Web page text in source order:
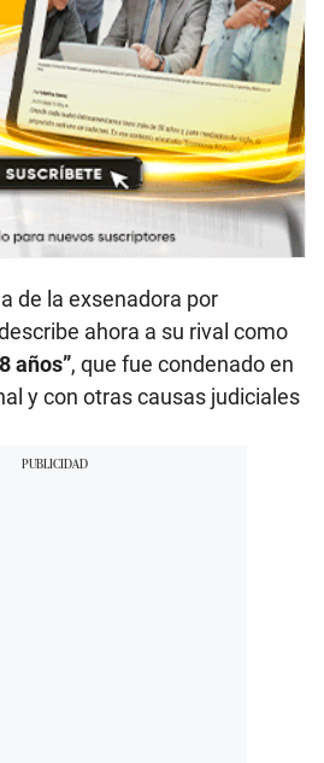
de la exsenadora por
ahora a su rival como
años”, que fue condenado en
y con otras causas judiciales